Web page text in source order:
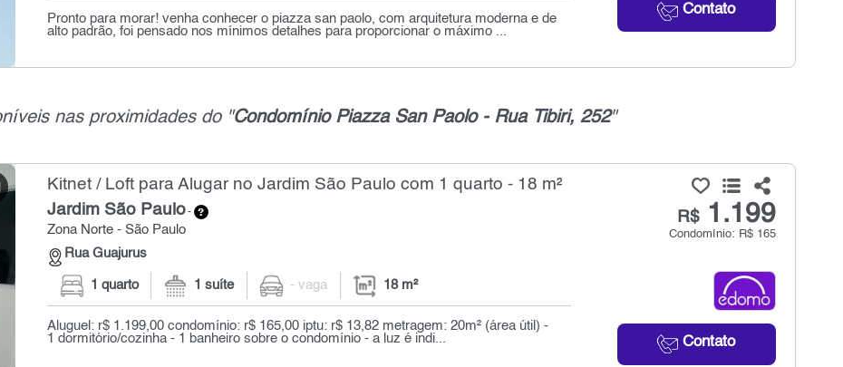
Contato
Pronto para morar! venha conhecer o piazza san paolo, com arquitetura moderna e de
alto padrão, foi pensado nos mínimos detalhes para proporcionar o máximo ...
nas proximidades do "Condomínio Piazza San Paolo - Rua Tibiri, 252"
Kitnet / Loft para Alugar no Jardim São Paulo com 1 quarto - 18 m²
Jardim São Paulo-
Zona Norte - São Paulo
Rua Guajurus
R$1.199
Condomínio: R$ 165
Contato
1 quarto 1 suíte - vaga 18 m²
Aluguel: r$ 1.199,00 condomínio: r$ 165,00 iptu: r$ 13,82 metragem: 20m² (área útil) -
1 dormitório/cozinha - 1 banheiro sobre o condomínio - a luz é indi...